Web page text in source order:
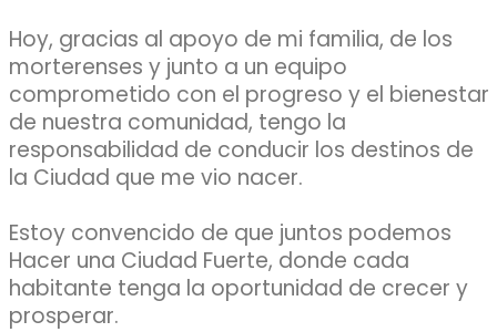
Hoy, gracias al apoyo de mi familia, de los
morterenses y junto a un equipo
comprometido con el progreso y el bienestar
de nuestra comunidad, tengo la
responsabilidad de conducir los destinos de
la Ciudad que me vio nacer.
Estoy convencido de que juntos podemos
Hacer una Ciudad Fuerte, donde cada
habitante tenga la oportunidad de crecer y
prosperar.